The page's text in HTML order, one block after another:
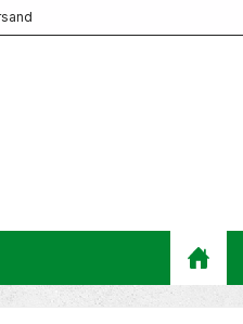
springen